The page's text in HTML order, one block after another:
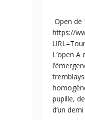
Open de
https://
L’open
pupille,
d’un